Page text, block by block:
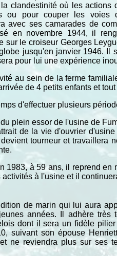
clandestinité où les actions
ou pour couper les voies
avec ses camarades de
en novembre 1944, il
sur le croiseur Georges
jusqu'en janvier 1946. Il
pour lui une expérience
au sein de la ferme
de 4 petits enfants et
d'effectuer plusieurs
plein essor de l'usine de
de la vie d'ouvrier
tourneur et travaillera
1983, à 59 ans, il reprend
à l'usine et il
de marin qui lui aura
années. Il adhère très
dont il sera un fidèle pilier
suivant son épouse
ne reviendra plus sur ses